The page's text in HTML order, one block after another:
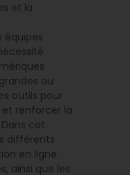
et la
équipes
ou
outils pour
renforcer la
cet
différents
en ligne
ainsi que les